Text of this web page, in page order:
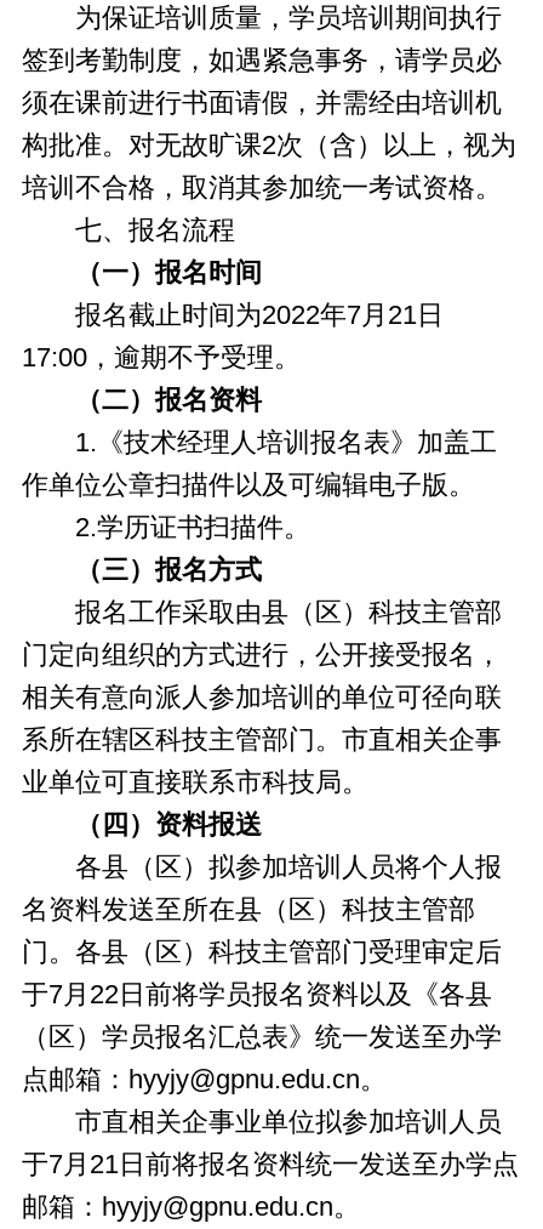
为保证培训质量，学员培训期间执行
签到考勤制度，如遇紧急事务，请学员必
须在课前进行书面请假，并需经由培训机
构批准。对无故旷课2次（含）以上，视为
培训不合格，取消其参加统一考试资格。
七、报名流程
（一）报名时间
报名截止时间为2022年7月21日
17:00，逾期不予受理。
（二）报名资料
1.《技术经理人培训报名表》加盖工
作单位公章扫描件以及可编辑电子版。
2.学历证书扫描件。
（三）报名方式
报名工作采取由县（区）科技主管部
门定向组织的方式进行，公开接受报名，
相关有意向派人参加培训的单位可径向联
系所在辖区科技主管部门。市直相关企事
业单位可直接联系市科技局。
（四）资料报送
各县（区）拟参加培训人员将个人报
名资料发送至所在县（区）科技主管部
门。各县（区）科技主管部门受理审定后
于7月22日前将学员报名资料以及《各县
（区）学员报名汇总表》统一发送至办学
点邮箱：hyyjy@gpnu.edu.cn。
市直相关企事业单位拟参加培训人员
于7月21日前将报名资料统一发送至办学点
邮箱：hyyjy@gpnu.edu.cn。